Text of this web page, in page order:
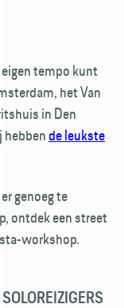
tempo kunt
het Van
in Den
hebben de leukste
genoeg te
ontdek een street
workshop.